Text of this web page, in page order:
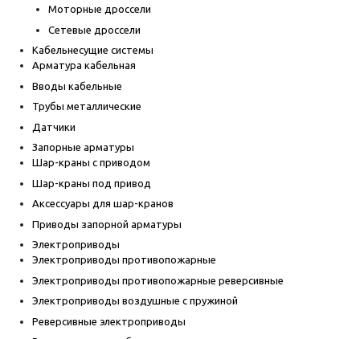
Моторные дроссели
Сетевые дроссели
Кабельнесущие системы
Арматура кабельная
Вводы кабельные
Трубы металлические
Датчики
Запорные арматуры
Шар-краны с приводом
Шар-краны под привод
Аксессуары для шар-кранов
Приводы запорной арматуры
Электроприводы
Электроприводы противопожарные
Электроприводы противопожарные реверсивные
Электроприводы воздушные с пружиной
Реверсивные электроприводы